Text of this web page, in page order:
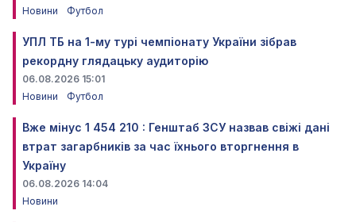
Новини
Футбол
УПЛ ТБ на 1-му турі чемпіонату України зібрав
рекордну глядацьку аудиторію
06.08.2026 15:01
Новини
Футбол
Вже мінус 1 454 210 : Генштаб ЗСУ назвав свіжі дані
втрат загарбників за час їхнього вторгнення в
Україну
06.08.2026 14:04
Новини